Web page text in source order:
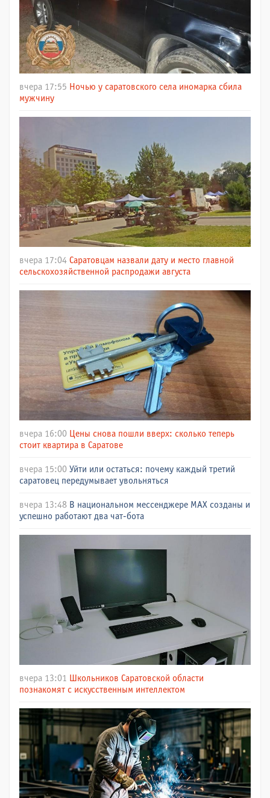
вчера 17:55 Ночью у саратовского села иномарка сбила
мужчину
вчера 17:04 Саратовцам назвали дату и место главной
сельскохозяйственной распродажи августа
вчера 16:00 Цены снова пошли вверх: сколько теперь
стоит квартира в Саратове
вчера 15:00 Уйти или остаться: почему каждый третий
саратовец передумывает увольняться
вчера 13:48 В национальном мессенджере МАХ созданы и
успешно работают два чат-бота
вчера 13:01
Школьников Саратовской области
познакомят с искусственным интеллектом